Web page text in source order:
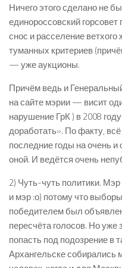
Ничего этого сделано не
единороссовский
снос и расселение
туманных критериев
— уже аукционы.
Причём ведь и
на сайте мэрии — висит
нарушение ГрК ) в 2008
доработать». По факту,
последние годы на очень
оной. И ведётся очень
2) Чуть-чуть политики.
и мэр :о) потому что
победителем был
пересчёта голосов. Но
попасть под подозрение в
Архангельске собирались